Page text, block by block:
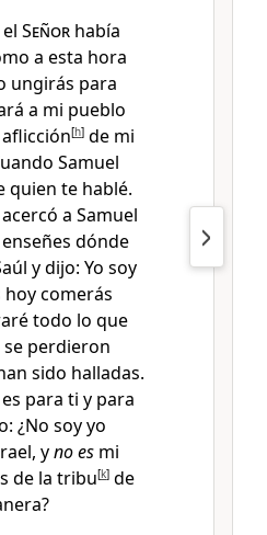
Señor había
a esta hora
ungirás para
a mi pueblo
[h] de mi
Samuel
quien te hablé.
a Samuel
dónde
y dijo: Yo soy
comerás
todo lo que
se perdieron
sido halladas.
es para ti y para
¿No soy yo
, yno es mi
de la tribu[k] de